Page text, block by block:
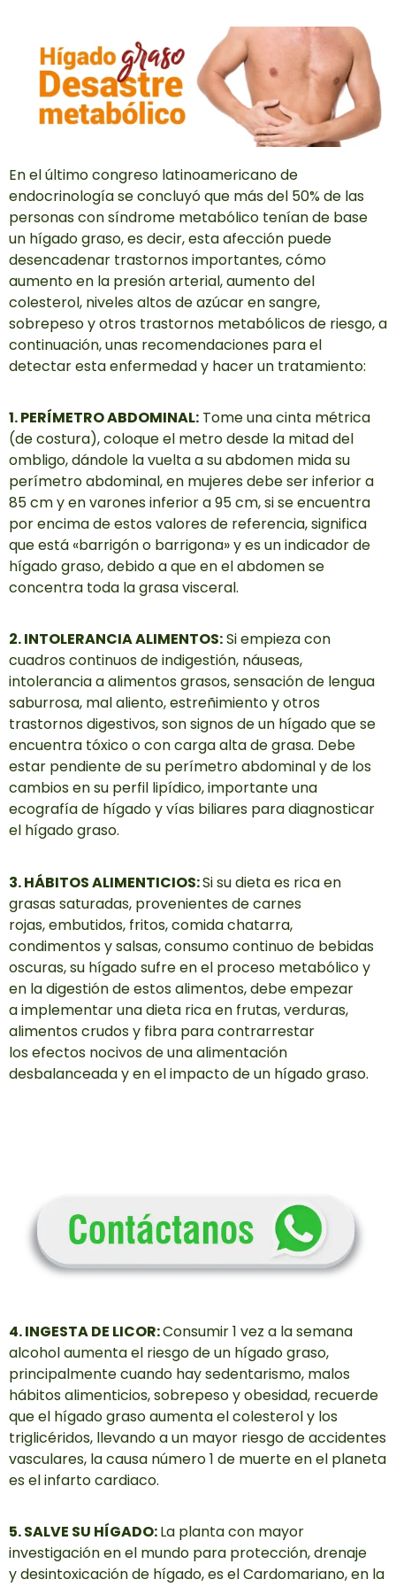
En el último congreso latinoamericano de
endocrinología se concluyó que más del 50% de las
personas con síndrome metabólico tenían de base
un hígado graso, es decir, esta afección puede
desencadenar trastornos importantes, cómo
aumento en la presión arterial, aumento del
colesterol, niveles altos de azúcar en sangre,
sobrepeso y otros trastornos metabólicos de riesgo, a
continuación, unas recomendaciones para el
detectar esta enfermedad y hacer un tratamiento:
1. PERÍMETRO ABDOMINAL: Tome una cinta métrica
(de costura), coloque el metro desde la mitad del
ombligo, dándole la vuelta a su abdomen mida su
perímetro abdominal, en mujeres debe ser inferior a
85 cm y en varones inferior a 95 cm, si se encuentra
por encima de estos valores de referencia, significa
que está «barrigón o barrigona» y es un indicador de
hígado graso, debido a que en el abdomen se
concentra toda la grasa visceral.
2. INTOLERANCIA ALIMENTOS:Si empieza con
cuadros continuos de indigestión, náuseas,
intolerancia a alimentos grasos, sensación de lengua
saburrosa, mal aliento, estreñimiento y otros
trastornos digestivos, son signos de un hígado que se
encuentra tóxico o con carga alta de grasa. Debe
estar pendiente de su perímetro abdominal y de los
cambios en su perfil lipídico, importante una
ecografía de hígado y vías biliares para diagnosticar
el hígado graso.
3. HÁBITOS ALIMENTICIOS:Si su dieta es rica en
grasas saturadas, provenientes de carnes
rojas, embutidos, fritos, comida chatarra,
condimentos y salsas, consumo continuo de bebidas
oscuras, su hígado sufre en el proceso metabólico y
en la digestión de estos alimentos, debe empezar
a implementar una dieta rica en frutas, verduras,
alimentos crudos y fibra para contrarrestar
los efectos nocivos de una alimentación
desbalanceada y en el impacto de un hígado graso.
4. INGESTA DE LICOR:Consumir 1 vez a la semana
alcohol aumenta el riesgo de un hígado graso,
principalmente cuando hay sedentarismo, malos
hábitos alimenticios, sobrepeso y obesidad, recuerde
que el hígado graso aumenta el colesterol y los
triglicéridos, llevando a un mayor riesgo de accidentes
vasculares, la causa número 1 de muerte en el planeta
es el infarto cardiaco.
5. SALVE SU HÍGADO:La planta con mayor
investigación en el mundo para protección, drenaje
y desintoxicación de hígado, es el Cardomariano, en la